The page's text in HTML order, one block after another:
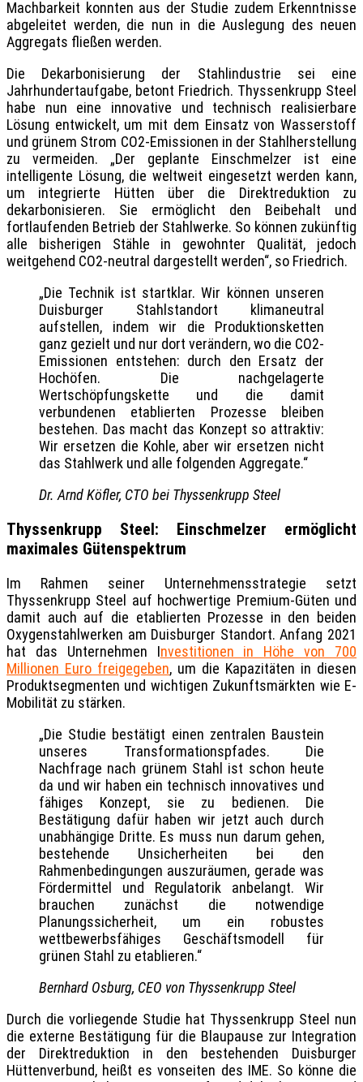
Machbarkeit konnten aus der Studie zudem Erkenntnisse
abgeleitet werden, die nun in die Auslegung des neuen
Aggregats fließen werden.
Die Dekarbonisierung der Stahlindustrie sei eine
Jahrhundertaufgabe, betont Friedrich. Thyssenkrupp Steel
habe nun eine innovative und technisch realisierbare
Lösung entwickelt, um mit dem Einsatz von Wasserstoff
und grünem Strom CO2-Emissionen in der Stahlherstellung
zu vermeiden. „Der geplante Einschmelzer ist eine
intelligente Lösung, die weltweit eingesetzt werden kann,
um integrierte Hütten über die Direktreduktion zu
dekarbonisieren. Sie ermöglicht den Beibehalt und
fortlaufenden Betrieb der Stahlwerke. So können zukünftig
alle bisherigen Stähle in gewohnter Qualität, jedoch
weitgehend CO2-neutral dargestellt werden“, so Friedrich.
„Die Technik ist startklar. Wir können unseren
Duisburger Stahlstandort klimaneutral
aufstellen, indem wir die Produktionsketten
ganz gezielt und nur dort verändern, wo die CO2-
Emissionen entstehen: durch den Ersatz der
Hochöfen. Die nachgelagerte
Wertschöpfungskette und die damit
verbundenen etablierten Prozesse bleiben
bestehen. Das macht das Konzept so attraktiv:
Wir ersetzen die Kohle, aber wir ersetzen nicht
das Stahlwerk und alle folgenden Aggregate.“
Dr. Arnd Köfler, CTO bei Thyssenkrupp Steel
Thyssenkrupp Steel: Einschmelzer ermöglicht
maximales Gütenspektrum
Im Rahmen seiner Unternehmensstrategie setzt
Thyssenkrupp Steel auf hochwertige Premium-Güten und
damit auch auf die etablierten Prozesse in den beiden
Oxygenstahlwerken am Duisburger Standort. Anfang 2021
hat das Unternehmen Investitionen in Höhe von 700
Millionen Euro freigegeben, um die Kapazitäten in diesen
Produktsegmenten und wichtigen Zukunftsmärkten wie E-
Mobilität zu stärken.
„Die Studie bestätigt einen zentralen Baustein
unseres Transformationspfades. Die
Nachfrage nach grünem Stahl ist schon heute
da und wir haben ein technisch innovatives und
fähiges Konzept, sie zu bedienen. Die
Bestätigung dafür haben wir jetzt auch durch
unabhängige Dritte. Es muss nun darum gehen,
bestehende Unsicherheiten bei den
Rahmenbedingungen auszuräumen, gerade was
Fördermittel und Regulatorik anbelangt. Wir
brauchen zunächst die notwendige
Planungssicherheit, um ein robustes
wettbewerbsfähiges Geschäftsmodell für
grünen Stahl zu etablieren.“
Bernhard Osburg, CEO von Thyssenkrupp Steel
Durch die vorliegende Studie hat Thyssenkrupp Steel nun
die externe Bestätigung für die Blaupause zur Integration
der Direktreduktion in den bestehenden Duisburger
Hüttenverbund, heißt es vonseiten des IME. So könne die